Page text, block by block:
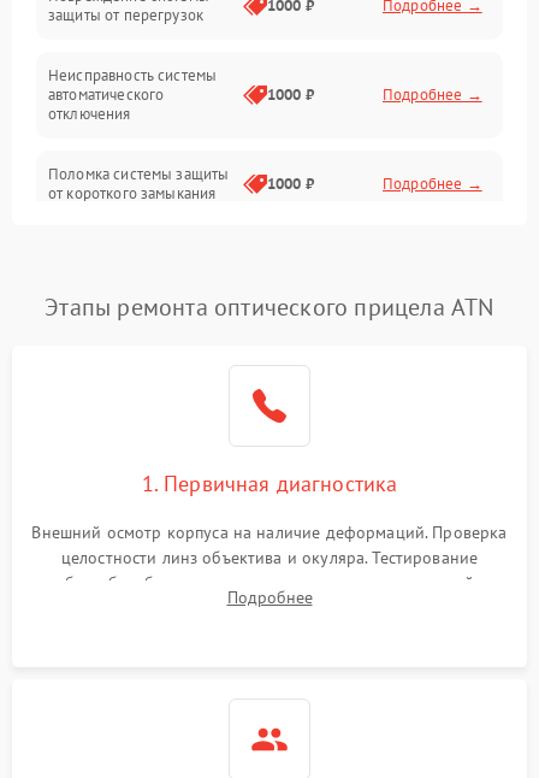
Электропитание
Механика
Корпус/Герметичность
защиты от перегрузок
1000 ₽ Подробнее →
Неисправность системы
автоматического
отключения
1000 ₽ Подробнее →
Поломка системы защиты
от короткого замыкания
1000 ₽ Подробнее →
1000 ₽
защиты от перегрева
Поломка системы защиты
1000 ₽
Этапы ремонта оптического прицела ATN
1. Первичная диагностика
Внешний осмотр корпуса на наличие деформаций. Проверка
целостности линз объектива и окуляра. Тестирование
работы барабанчиков ввода поправок, кольца отстройки
параллакса и зума. Выявление сколов, внутренних
Подробнее